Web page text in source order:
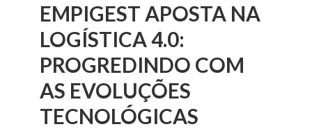
EMPIGEST APOSTA NA
LOGÍSTICA 4.0:
PROGREDINDO COM
AS EVOLUÇÕES
TECNOLÓGICAS